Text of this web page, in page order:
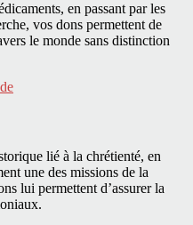
en passant par les
vos dons permettent de
le monde sans distinction
lié à la chrétienté, en
une des missions de la
lui permettent d’assurer la